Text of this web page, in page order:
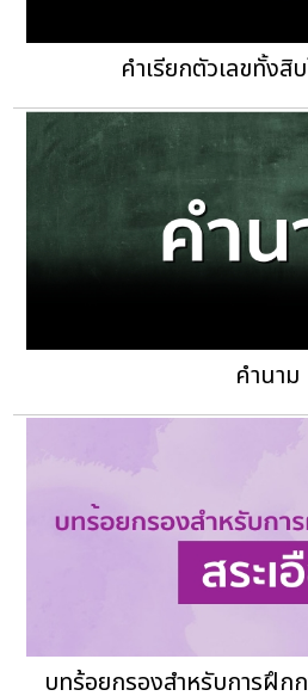
คำเรียกตัวเลขทั้งสิ
คํานาม
บทร้อยกรองสำหรับการฝึกก